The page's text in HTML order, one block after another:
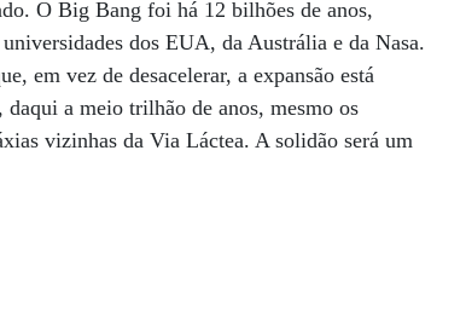
O Big Bang foi há 12 bilhões de anos,
universidades dos EUA, da Austrália e da Nasa.
em vez de desacelerar, a expansão está
a meio trilhão de anos, mesmo os
vizinhas da Via Láctea. A solidão será um